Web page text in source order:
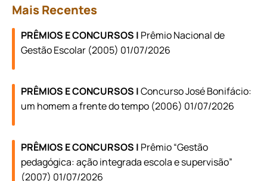
Mais Recentes
PRÊMIOS E CONCURSOS | Prêmio Nacional de
Gestão Escolar (2005) 01/07/2026
PRÊMIOS E CONCURSOS |Concurso José Bonifácio:
um homem a frente do tempo (2006) 01/07/2026
PRÊMIOS E CONCURSOS | Prêmio “Gestão
pedagógica: ação integrada escola e supervisão”
(2007) 01/07/2026